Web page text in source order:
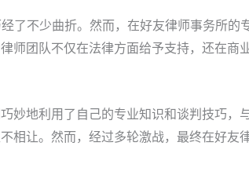
了不少曲折。然而，在好友律师事务所的
师团队不仅在法律方面给予支持，还在商
妙地利用了自己的专业知识和谈判技巧，
相让。然而，经过多轮激战，最终在好友